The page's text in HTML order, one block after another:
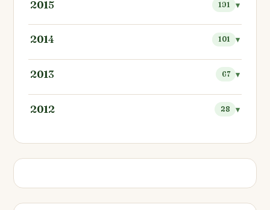
2015 191
2014 101
2013 67
2012 28